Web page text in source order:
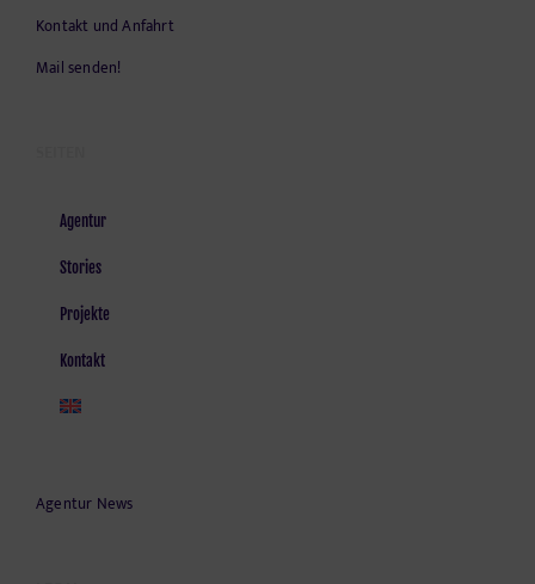
Kontakt und Anfahrt
Mail senden!
Agentur
Stories
Projekte
Kontakt
Agentur News